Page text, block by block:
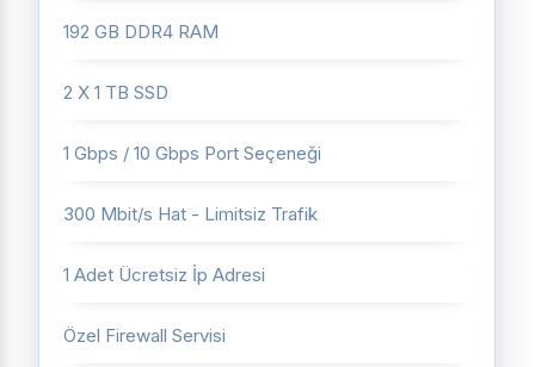
192 GB DDR4 RAM
2 X 1 TB SSD
1 Gbps / 10 Gbps Port Seçeneği
300 Mbit/s Hat - Limitsiz Trafik
1 Adet Ücretsiz İp Adresi
Özel Firewall Servisi